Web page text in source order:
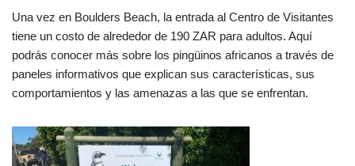
Una vez en Boulders Beach, la entrada al Centro de Visitantes
tiene un costo de alrededor de 190 ZAR para adultos. Aquí
podrás conocer más sobre los pingüinos africanos a través de
paneles informativos que explican sus características, sus
comportamientos y las amenazas a las que se enfrentan.